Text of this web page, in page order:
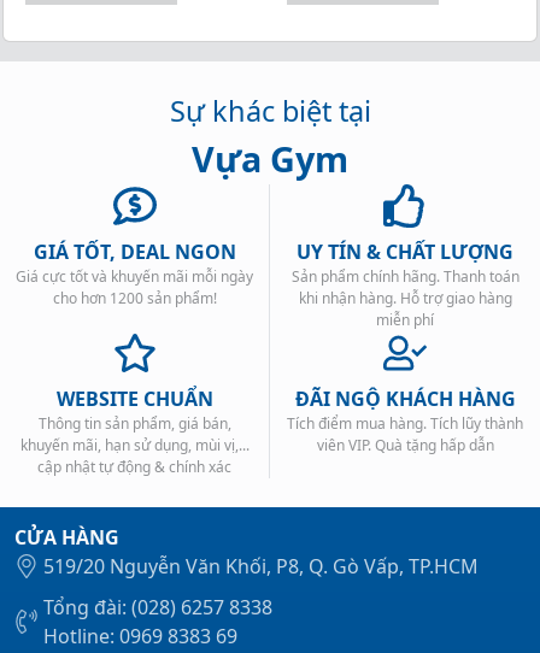
Sự khác biệt tại
Vựa Gym
GIÁ TỐT, DEAL NGON
Giá cực tốt và khuyến mãi mỗi ngày
cho hơn 1200 sản phẩm!
UY TÍN & CHẤT LƯỢNG
Sản phẩm chính hãng. Thanh toán
khi nhận hàng. Hỗ trợ giao hàng
miễn phí
WEBSITE CHUẨN
Thông tin sản phẩm, giá bán,
khuyến mãi, hạn sử dụng, mùi vị,...
cập nhật tự động & chính xác
ĐÃI NGỘ KHÁCH HÀNG
Tích điểm mua hàng. Tích lũy thành
viên VIP. Quà tặng hấp dẫn
CỬA HÀNG
519/20 Nguyễn Văn Khối, P8, Q. Gò Vấp, TP.HCM
Tổng đài: (028) 6257 8338
Hotline: 0969 8383 69